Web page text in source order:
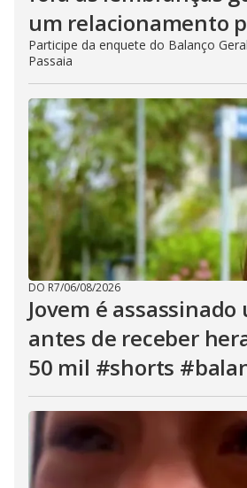
um relacionamento
Participe da enquete do Balanço
Passaia
DO R7/06/08/2026
Jovem é assassinado
antes de receber
50 mil #shorts